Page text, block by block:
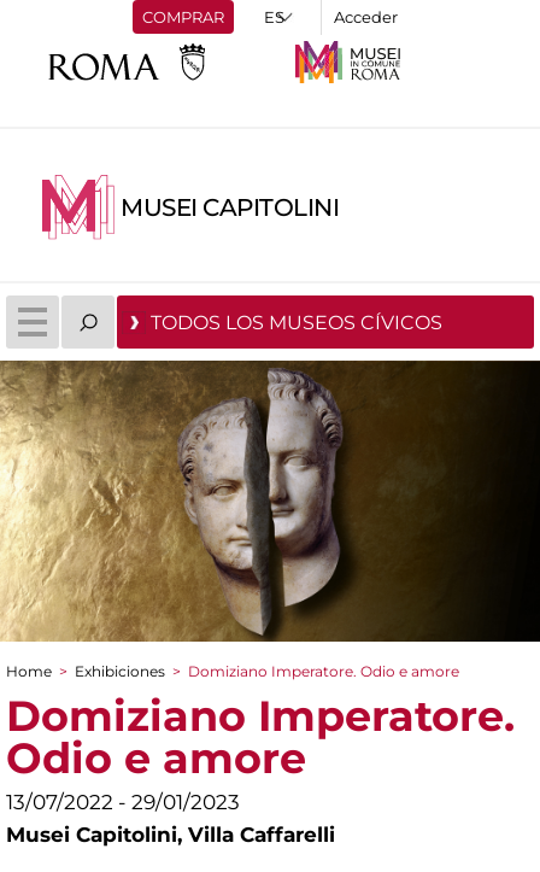
COMPRAR Acceder
MUSEI CAPITOLINI
TODOS LOS MUSEOS CÍVICOS
You are here
Home > Exhibiciones > Domiziano Imperatore. Odio e amore
Domiziano Imperatore.
Odio e amore
13/07/2022 - 29/01/2023
Musei Capitolini, Villa Caffarelli